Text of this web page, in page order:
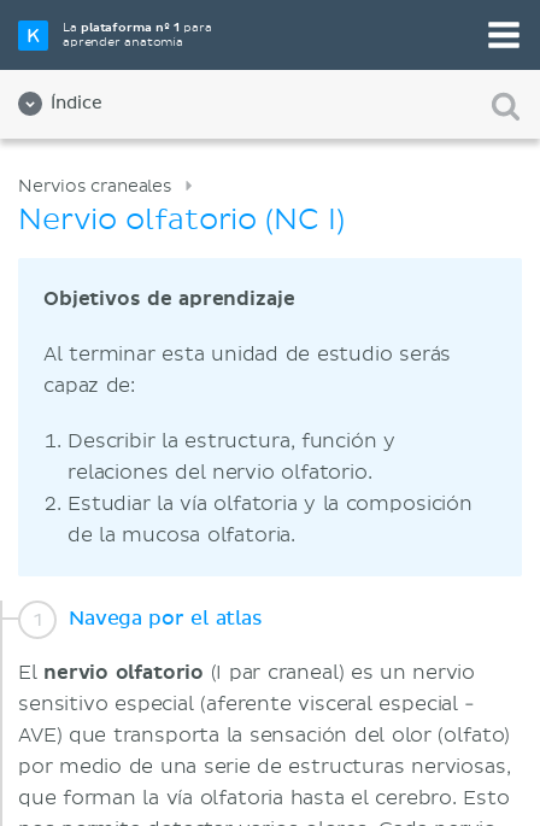
Laplataforma nº 1 para
aprender anatomía
Índice
Nervios craneales
Nervio olfatorio (NC I)
Objetivos de aprendizaje
Al terminar esta unidad de estudio serás
capaz de:
Describir la estructura, función y
relaciones del nervio olfatorio.
Estudiar la vía olfatoria y la composición
de la mucosa olfatoria.
Navega por el atlas
El nervio olfatorio (I par craneal) es un nervio
sensitivo especial (aferente visceral especial -
AVE) que transporta la sensación del olor (olfato)
por medio de una serie de estructuras nerviosas,
que forman la vía olfatoria hasta el cerebro. Esto